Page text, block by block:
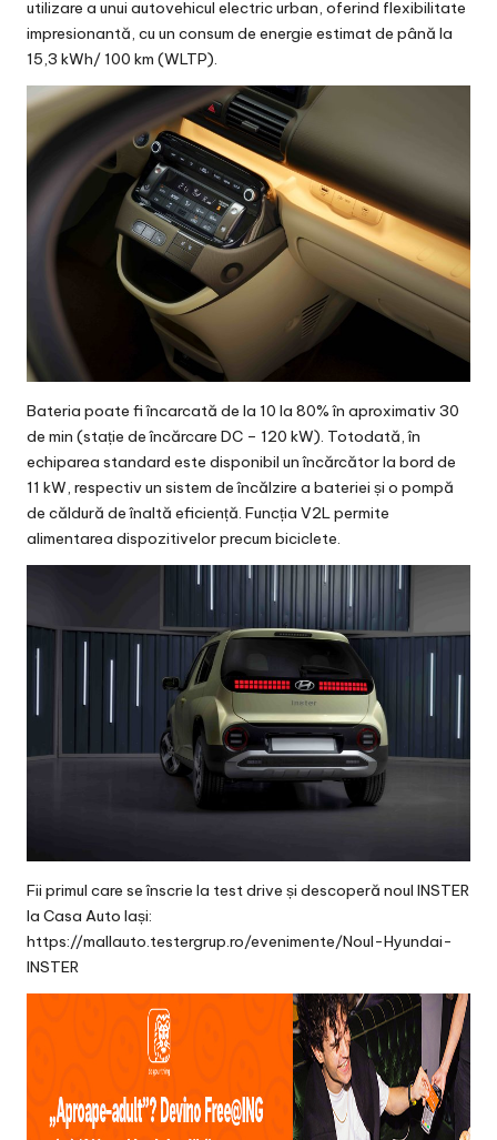
utilizare a unui autovehicul electric urban, oferind flexibilitate
impresionantă, cu un consum de energie estimat de până la
15,3 kWh/ 100 km (WLTP).
Bateria poate fi încarcată de la 10 la 80% în aproximativ 30
de min (stație de încărcare DC – 120 kW). Totodată, în
echiparea standard este disponibil un încărcător la bord de
11 kW, respectiv un sistem de încălzire a bateriei și o pompă
de căldură de înaltă eficiență. Funcția V2L permite
alimentarea dispozitivelor precum biciclete.
Fii primul care se înscrie la test drive și descoperă noul INSTER
la Casa Auto Iași:
https://mallauto.testergrup.ro/evenimente/Noul-Hyundai-
INSTER